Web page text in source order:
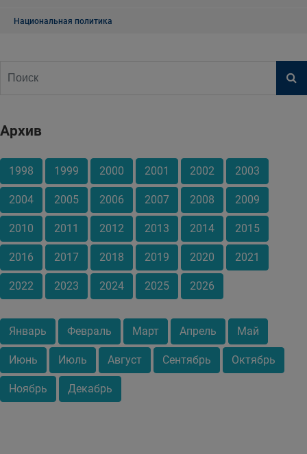
Национальная политика
Архив
1998 1999 2000 2001 2002 2003
2004 2005 2006 2007 2008 2009
2010 2011 2012 2013 2014 2015
2016 2017 2018 2019 2020 2021
2022 2023 2024 2025 2026
Январь Февраль Март Апрель Май
Июнь Июль Август Сентябрь Октябрь
Ноябрь Декабрь